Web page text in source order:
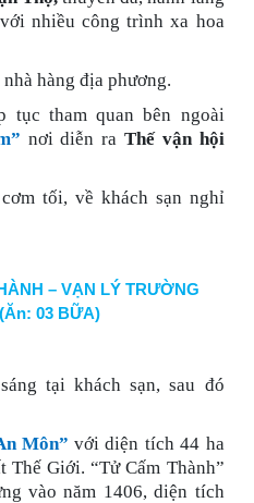
nhiều công trình xa hoa
hàng địa phương.
tục tham quan bên ngoài
nơi diễn ra Thế vận hội
tối, về khách sạn nghỉ
– VẠN LÝ TRƯỜNG
03 BỮA)
tại khách sạn, sau đó
Môn” với diện tích 44 ha
Thế Giới. “Tử Cấm Thành”
vào năm 1406, diện tích